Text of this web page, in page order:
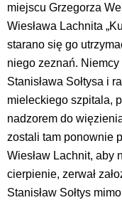
miejscu Grzegorza
Wiesława Lachnita
starano się go
niego zeznań.
Stanisława Sołtysa i
mieleckiego szpitala,
nadzorem do
zostali tam ponownie
Wiesław Lachnit, aby
cierpienie, zerwał
Stanisław Sołtys